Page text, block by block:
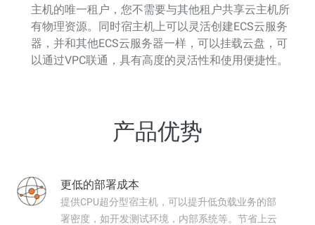
主机的唯一租户，您不需要与其他租户共享云主机所
有物理资源。同时宿主机上可以灵活创建ECS云服务
器，并和其他ECS云服务器一样，可以挂载云盘，可
以通过VPC联通，具有高度的灵活性和使用便捷性。
产品优势
更低的部署成本
提供CPU超分型宿主机，可以提升低负载业务的部
署密度，如开发测试环境，内部系统等。节省上云